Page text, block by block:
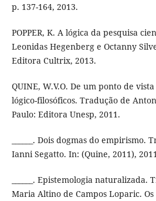
p. 137-164, 2013.
POPPER, K. A lógica da pesquisa
Leonidas Hegenberg e Octanny
Editora Cultrix, 2013.
QUINE, W.V.O. De um ponto de
lógico-filosóficos. Tradução de
Paulo: Editora Unesp, 2011.
______. Dois dogmas do
Ianni Segatto. In: (Quine, 2011),
______. Epistemologia
Maria Altino de Campos Loparic. Os